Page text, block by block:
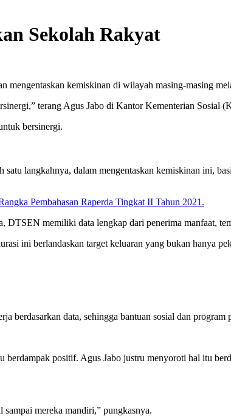
Sekolah Rakyat
kemiskinan di wilayah masing-masing
terang Agus Jabo di Kantor Kementerian Sosial
bersinergi.
langkahnya, dalam mengentaskan kemiskinan ini,
Pembahasan Raperda Tingkat II Tahun 2021.
DTSEN memiliki data lengkap dari penerima manfaat,
ini berlandaskan target keluaran yang bukan hanya
berdasarkan data, sehingga bantuan sosial dan program
positif. Agus Jabo justru menyoroti hal itu
sampai mereka mandiri,” pungkasnya.